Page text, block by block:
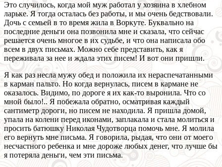
Это случилось, когда мой муж работал у хозяина в хлебном
ларьке. Я тогда осталась без работы, и мы очень бедствовали.
Дочь с семьей в то время жила в Воркуте. Буквально на
последние деньги она позвонила мне и сказала, что сейчас
решается очень многое в их судьбе, и что она написала обо
всем в двух письмах. Можно себе представить, как я
переживала за нее и ждала этих писем! И вот они пришли.
Я как раз несла мужу обед и положила их нераспечатанными
в карман пальто. Но когда вернулась, писем в кармане не
оказалось. Видимо, по дороге я их как-то выронила. Что со
мной было!.. Я побежала обратно, осматривая каждый
сантиметр дороги, но писем не находила. Я пришла домой,
упала на колени перед иконами, заплакала и стала молиться и
просить батюшку Николая Чудотворца помочь мне. Я молила
его вернуть мне письма. Я говорила, рыдая, что они от моего
несчастного ребенка и мне дороже любых денег, что лучше бы
я потеряла деньги, чем эти письма.